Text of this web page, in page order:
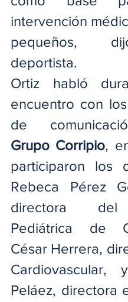
intervención
pequeños,
deportista.
Ortiz habló
encuentro con
Grupo Corripio,
participaron los
Rebeca Pérez
directora
Pediátrica de
César Herrera,
Cardiovascular,
Peláez, directora